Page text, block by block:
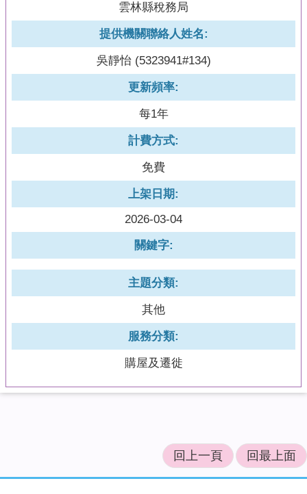
雲林縣稅務局
提供機關聯絡人姓名:
吳靜怡 (5323941#134)
更新頻率:
每1年
計費方式:
免費
上架日期:
2026-03-04
關鍵字:
主題分類:
其他
服務分類:
購屋及遷徙
回上一頁 回最上面